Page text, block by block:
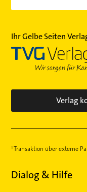
Ihr Gelbe Seiten
Verlag
Transaktion über externe
Dialog & Hilfe